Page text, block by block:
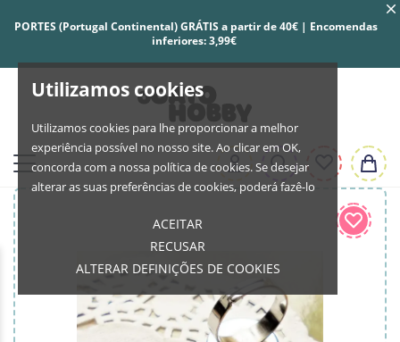
Utilizamos cookies
Utilizamos cookies para lhe proporcionar a melhor
experiência possível no nosso site. Ao clicar em OK,
concorda com a nossa política de cookies. Se desejar
alterar as suas preferências de cookies, poderá fazê-lo
ACEITAR
RECUSAR
ALTERAR DEFINIÇÕES DE COOKIES
PORTES (Portugal Continental) GRÁTIS a partir de 40€ | Encomendas
inferiores: 3,99€